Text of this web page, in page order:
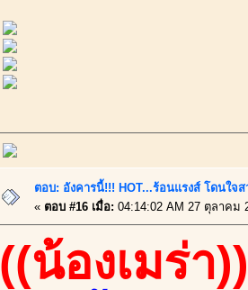
ตอบ: อังคารนี้!!! HOT...ร้อนแรงส์ โดนใจ
« ตอบ #16 เมื่อ: 04:14:02 AM 27 ตุลาคม
((น้องเมร่า))